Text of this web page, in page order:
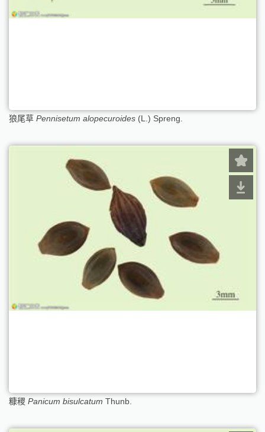
狼尾草 Pennisetum alopecuroides (L.) Spreng.
糠稷 Panicum bisulcatum Thunb.